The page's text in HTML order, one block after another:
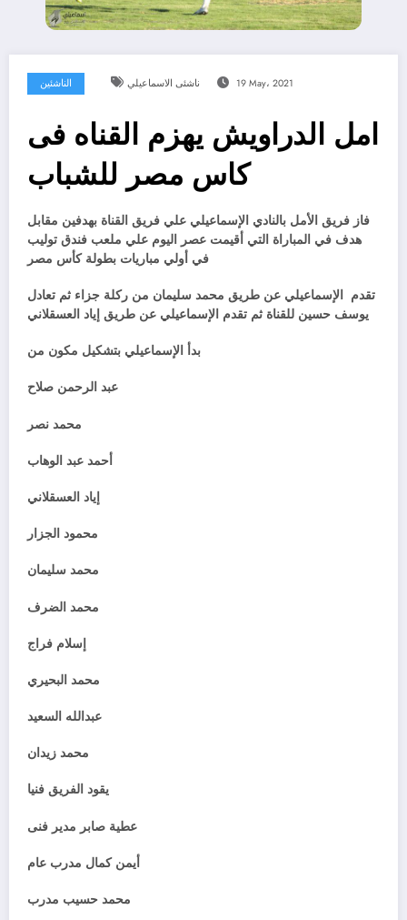
الناشئين ناشئى الاسماعيلي 19 May، 2021
امل الدراويش يهزم القناه فى
كاس مصر للشباب
فاز فريق الأمل بالنادي الإسماعيلي علي فريق القناة بهدفين مقابل
هدف في المباراة التي أقيمت عصر اليوم علي ملعب فندق توليب
في أولي مباريات بطولة كأس مصر
تقدم الإسماعيلي عن طريق محمد سليمان من ركلة جزاء ثم تعادل
يوسف حسين للقناة ثم تقدم الإسماعيلي عن طريق إياد العسقلاني
بدأ الإسماعيلي بتشكيل مكون من
عبد الرحمن صلاح
محمد نصر
أحمد عبد الوهاب
إياد العسقلاني
محمود الجزار
محمد سليمان
محمد الضرف
إسلام فراج
محمد البحيري
عبدالله السعيد
محمد زيدان
يقود الفريق فنيا
عطية صابر مدير فنى
أيمن كمال مدرب عام
محمد حسيب مدرب